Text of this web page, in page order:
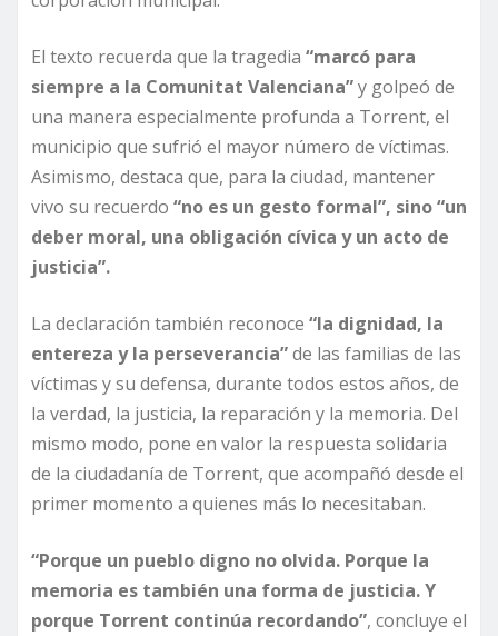
El texto recuerda que la tragedia “marcó para
siempre a la Comunitat Valenciana”y golpeó de
una manera especialmente profunda a Torrent, el
municipio que sufrió el mayor número de víctimas.
Asimismo, destaca que, para la ciudad, mantener
vivo su recuerdo “no es un gesto formal”, sino “un
deber moral, una obligación cívica y un acto de
justicia”.
La declaración también reconoce “la dignidad, la
entereza y la perseverancia”de las familias de las
víctimas y su defensa, durante todos estos años, de
la verdad, la justicia, la reparación y la memoria. Del
mismo modo, pone en valor la respuesta solidaria
de la ciudadanía de Torrent, que acompañó desde el
primer momento a quienes más lo necesitaban.
“Porque un pueblo digno no olvida. Porque la
memoria es también una forma de justicia. Y
porque Torrent continúa recordando”, concluye el